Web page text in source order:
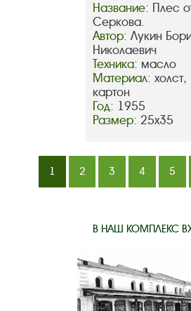
Название: Плес
Серкова.
Автор: Лукин
Николаевич
Техника: масло
Материал: холст,
картон
Год: 1955
Размер: 25х35
1 2 3 4 5
В НАШ КОМПЛЕКС